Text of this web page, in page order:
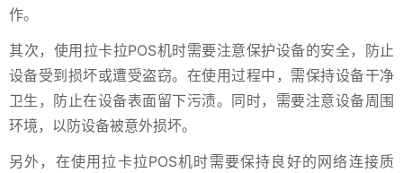
作。
其次，使用拉卡拉POS机时需要注意保护设备的安全，防止
设备受到损坏或遭受盗窃。在使用过程中，需保持设备干净
卫生，防止在设备表面留下污渍。同时，需要注意设备周围
环境，以防设备被意外损坏。
另外，在使用拉卡拉POS机时需要保持良好的网络连接质